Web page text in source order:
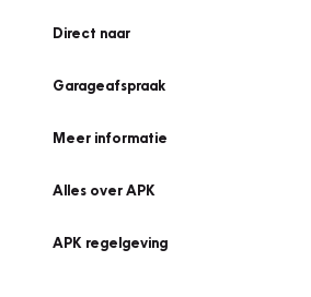
Direct naar
Garageafspraak
Meer informatie
Alles over APK
APK regelgeving